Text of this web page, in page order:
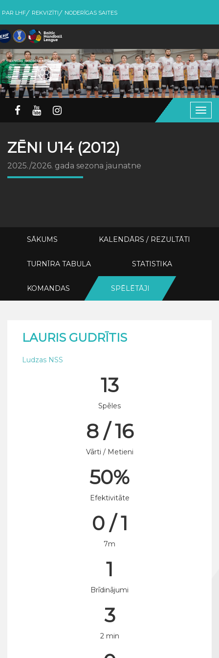
PAR LHF REKVIZĪTI NODERĪGAS SAITES
ZĒNI U14 (2012)
2025./2026. gada sezona jaunatne
SĀKUMS KALENDĀRS / REZULTĀTI
TURNĪRA TABULA STATISTIKA
KOMANDAS SPĒLĒTĀJI
LAURIS GUDRĪTIS
Ludzas NSS
13
Spēles
8 / 16
Vārti / Metieni
50%
Efektivitāte
0 / 1
7m
1
Brīdinājumi
3
2 min